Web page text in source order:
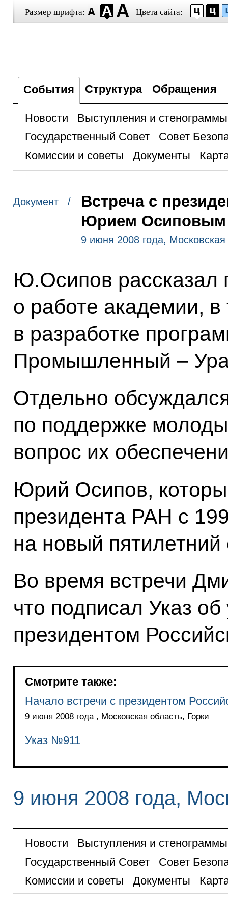
Размер шрифта: Цвета сайта:
События Структура Обращения
Новости
Выступления и стенограммы
Государственный Совет
Совет
Комиссии и советы
Документы
Документ /
Встреча с
Юрием Осиповым
9 июня 2008 года, Московская
Ю.Осипов рассказал
о работе академии,
в разработке
Промышленный –
Отдельно
по поддержке
вопрос их
Юрий Осипов,
президента РАН с
на новый
Во время встречи
что подписал Указ
президентом
Смотрите также:
Начало встречи с президентом
9 июня 2008 года , Московская область, Горки
Указ №911
9 июня 2008 года,
Новости
Выступления и стенограммы
Государственный Совет
Совет
Комиссии и советы
Документы